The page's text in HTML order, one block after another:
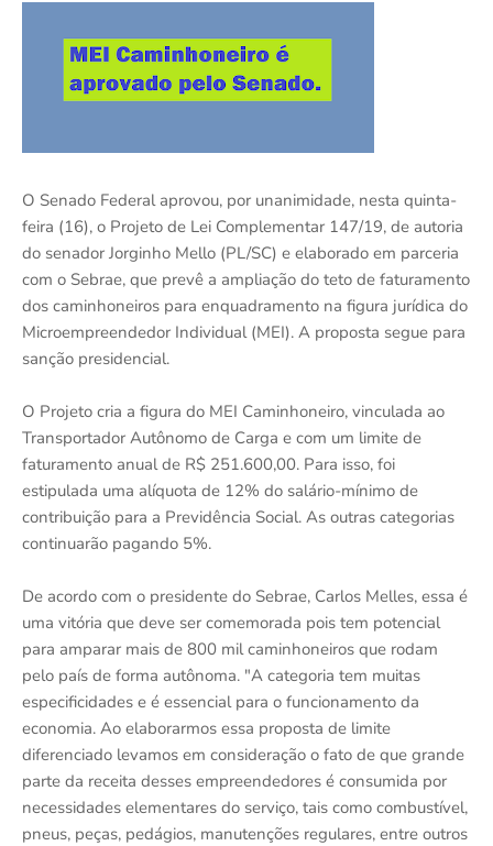
O Senado Federal aprovou, por unanimidade, nesta quinta-
feira (16), o Projeto de Lei Complementar 147/19, de autoria
do senador Jorginho Mello (PL/SC) e elaborado em parceria
com o Sebrae, que prevê a ampliação do teto de faturamento
dos caminhoneiros para enquadramento na figura jurídica do
Microempreendedor Individual (MEI). A proposta segue para
sanção presidencial.
O Projeto cria a figura do MEI Caminhoneiro, vinculada ao
Transportador Autônomo de Carga e com um limite de
faturamento anual de R$ 251.600,00. Para isso, foi
estipulada uma alíquota de 12% do salário-mínimo de
contribuição para a Previdência Social. As outras categorias
continuarão pagando 5%.
De acordo com o presidente do Sebrae, Carlos Melles, essa é
uma vitória que deve ser comemorada pois tem potencial
para amparar mais de 800 mil caminhoneiros que rodam
pelo país de forma autônoma. "A categoria tem muitas
especificidades e é essencial para o funcionamento da
economia. Ao elaborarmos essa proposta de limite
diferenciado levamos em consideração o fato de que grande
parte da receita desses empreendedores é consumida por
necessidades elementares do serviço, tais como combustível,
pneus, peças, pedágios, manutenções regulares, entre outros